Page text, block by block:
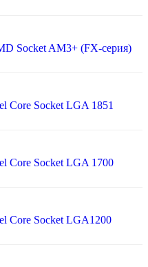
Socket AM3+ (FX-серия)
Core Socket LGA 1851
Core Socket LGA 1700
Core Socket LGA1200